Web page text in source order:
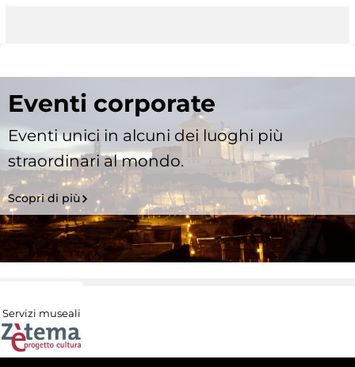
Eventi corporate
Eventi unici in alcuni dei luoghi più
straordinari al mondo.
Scopri di più
Servizi museali